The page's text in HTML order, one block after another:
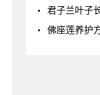
君子兰叶子
佛座莲养护